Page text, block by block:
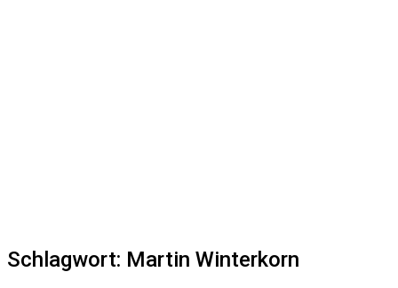
Schlagwort: Martin Winterkorn